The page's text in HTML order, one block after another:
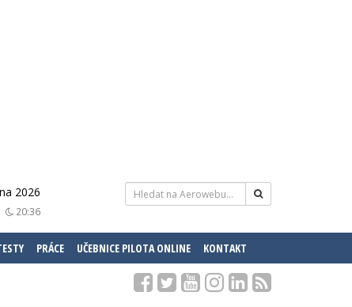
2026
20:36
PRÁCE UČEBNICE PILOTA ONLINE KONTAKT